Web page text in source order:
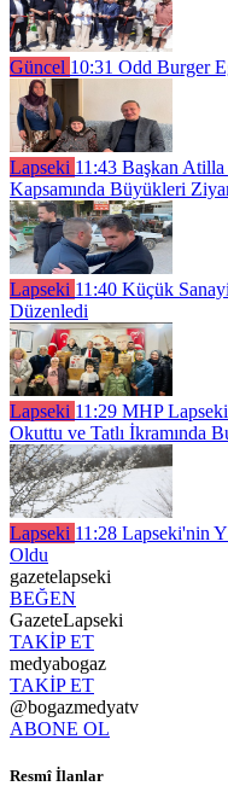
Güncel 10:31 Odd Burger
Lapseki 11:43 Başkan Atilla
Kapsamında Büyükleri
Lapseki 11:40 Küçük
Düzenledi
Lapseki 11:29 MHP
Okuttu ve Tatlı İkramında
Lapseki 11:28 Lapseki'nin
Oldu
gazetelapseki
BEĞEN
GazeteLapseki
TAKİP ET
medyabogaz
TAKİP ET
@bogazmedyatv
ABONE OL
Resmî İlanlar